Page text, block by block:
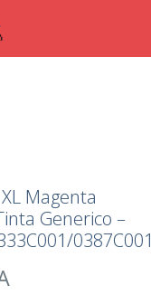
Magenta
Generico –
0387C001